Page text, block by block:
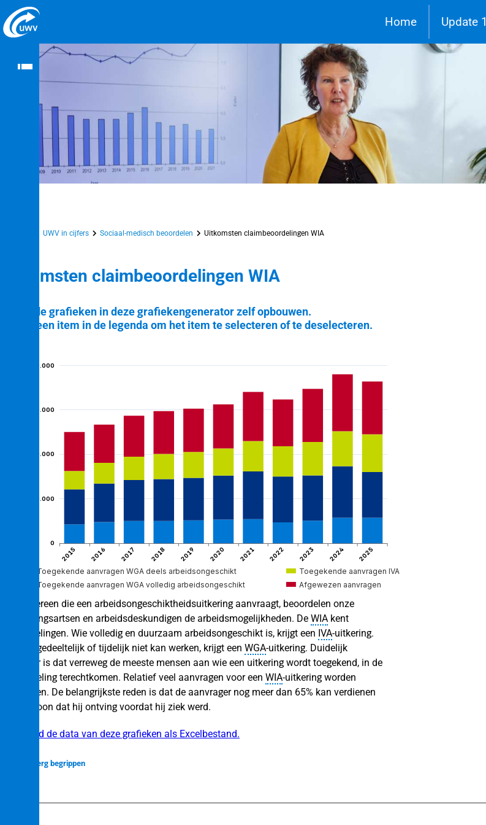
Naar homepage
Home Update 1
UWV in cijfers Sociaal-medisch beoordelen Uitkomsten claimbeoordelingen WIA
Uitkomsten claimbeoordelingen WIA
U kunt de grafieken in deze grafiekengenerator zelf opbouwen.
Klik op een item in de legenda om het item te selecteren of te deselecteren.
0
20.000
40.000
60.000
80.000
2015 2016 2017 2018 2019 2020 2021 2022 2023 2024 2025
Toegekende aanvragen WGA deels arbeidsongeschikt
Toegekende aanvragen WGA volledig arbeidsongeschikt
Toegekende aanvragen IVA
Afgewezen aanvragen
Voor iedereen die een arbeidsongeschiktheidsuitkering aanvraagt, beoordelen onze
verzekeringsartsen en arbeidsdeskundigen de arbeidsmogelijkheden. De WIA kent
twee regelingen. Wie volledig en duurzaam arbeidsongeschikt is, krijgt een IVA‑uitkering.
Wie nog gedeeltelijk of tijdelijk niet kan werken, krijgt een WGA‑uitkering. Duidelijk
zichtbaar is dat verreweg de meeste mensen aan wie een uitkering wordt toegekend, in de
‑regeling terechtkomen. Relatief veel aanvragen voor een WIA‑uitkering worden
afgewezen. De belangrijkste reden is dat de aanvrager nog meer dan 65% kan verdienen
van het loon dat hij ontving voordat hij ziek werd.
Download de data van deze grafieken als Excelbestand.
Verberg begrippen